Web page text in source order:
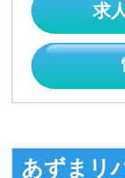
求
あずまリ